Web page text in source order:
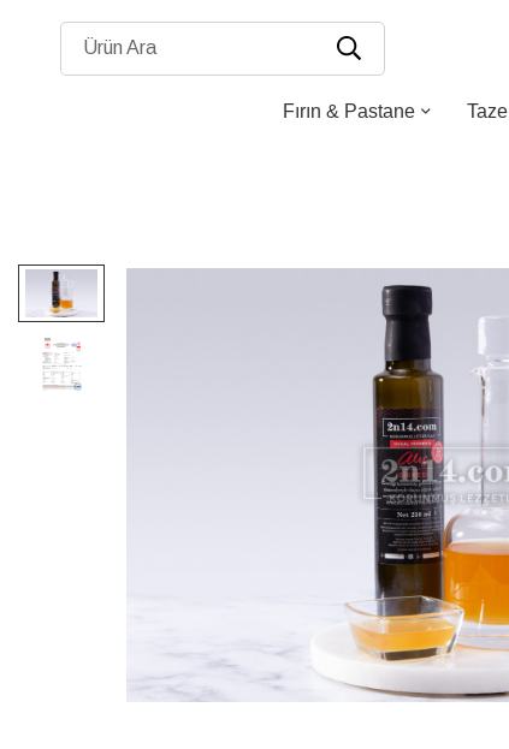
Ürün Ara
Fırın & Pastane
Resim
galerisinin
sonuna
atla